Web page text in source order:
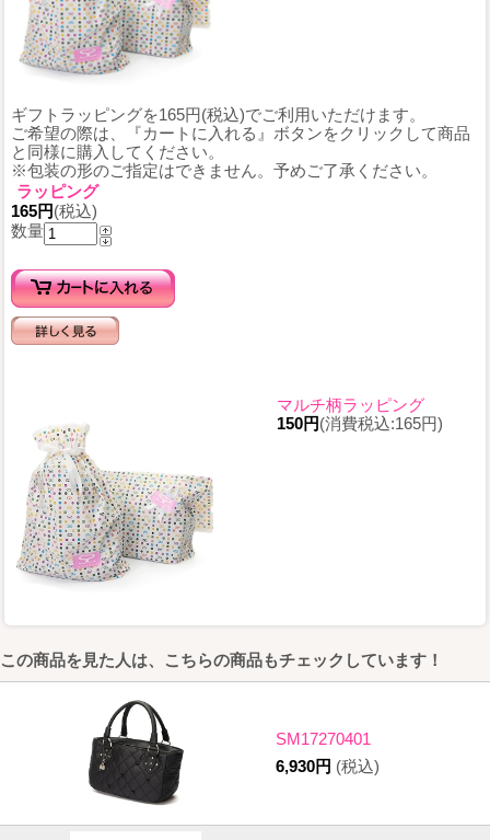
ギフトラッピングを165円(税込)でご利用いただけます。
ご希望の際は、『カートに入れる』ボタンをクリックして商品
と同様に購入してください。
※包装の形のご指定はできません。予めご了承ください。
ラッピング
165円(税込)
数量
マルチ柄ラッピング
150円(消費税込:165円)
この商品を見た人は、こちらの商品もチェックしています！
SM17270401
6,930円 (税込)